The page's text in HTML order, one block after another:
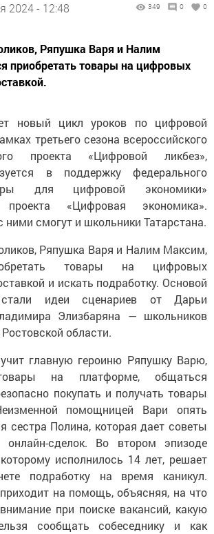
2024 - 12:48 349 0 0
Ряпушка Варя и Налим
приобретать товары на цифровых
новый цикл уроков по цифровой
третьего сезона всероссийского
проекта «Цифровой ликбез»,
в поддержку федерального
для цифровой экономики»
проекта «Цифровая экономика».
ними смогут и школьники Татарстана.
Ряпушка Варя и Налим Максим,
товары на цифровых
и искать подработку. Основой
идеи сценариев от Дарьи
Элизбаряна — школьников
области.
главную героиню Ряпушку Варю,
на платформе, общаться
покупать и получать товары
помощницей Вари опять
сестра Полина, которая дает советы
сделок. Во втором эпизоде
исполнилось 14 лет, решает
подработку на время каникул.
на помощь, объясняя, на что
при поиске вакансий, какую
сообщать собеседнику и как